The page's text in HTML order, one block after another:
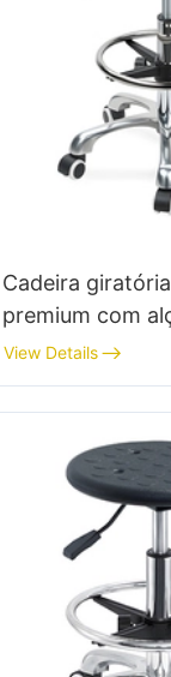
Cadeira
premium com
espuma intergal
PEDE ADEXO
DO LAB
View Details